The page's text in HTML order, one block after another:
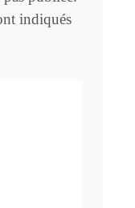
indiqués